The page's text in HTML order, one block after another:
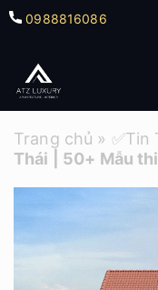
0988816086
Trang chủ » ✅Tin
Thái | 50+ Mẫu